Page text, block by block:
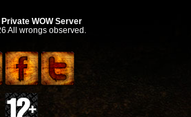
Private WOW Server
All wrongs observed.